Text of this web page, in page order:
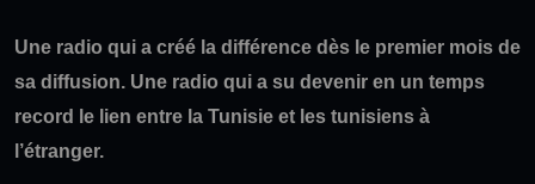
Une radio qui a créé la différence dès le premier mois de
sa diffusion. Une radio qui a su devenir en un temps
record le lien entre la Tunisie et les tunisiens à
l’étranger.